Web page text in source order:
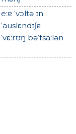
eːɐ ˈvɔltə ɪn
ˈauslεndɪʃɐ
ˈvεːrʊŋ bəˈtsaːlən